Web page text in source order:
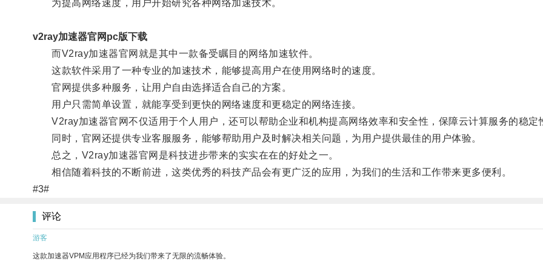
为提高网络速度，用户开始研究各种网络加速技术。
v2ray加速器官网pc版下载
而V2ray加速器官网就是其中一款备受瞩目的网络加速软件。
这款软件采用了一种专业的加速技术，能够提高用户在使用网络时的速度。
官网提供多种服务，让用户自由选择适合自己的方案。
用户只需简单设置，就能享受到更快的网络速度和更稳定的网络连接。
V2ray加速器官网不仅适用于个人用户，还可以帮助企业和机构提高网络效率和安全性，保障云计算服务的稳定
同时，官网还提供专业客服服务，能够帮助用户及时解决相关问题，为用户提供最佳的用户体验。
总之，V2ray加速器官网是科技进步带来的实实在在的好处之一。
相信随着科技的不断前进，这类优秀的科技产品会有更广泛的应用，为我们的生活和工作带来更多便利。
#3#
评论
游客
这款加速器VPM应用程序已经为我们带来了无限的流畅体验。